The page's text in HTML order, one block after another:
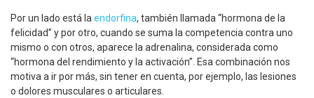
Por un lado está la endorfina, también llamada “hormona de la
felicidad” y por otro, cuando se suma la competencia contra uno
mismo o con otros, aparece la adrenalina, considerada como
“hormona del rendimiento y la activación”. Esa combinación nos
motiva a ir por más, sin tener en cuenta, por ejemplo, las lesiones
o dolores musculares o articulares.